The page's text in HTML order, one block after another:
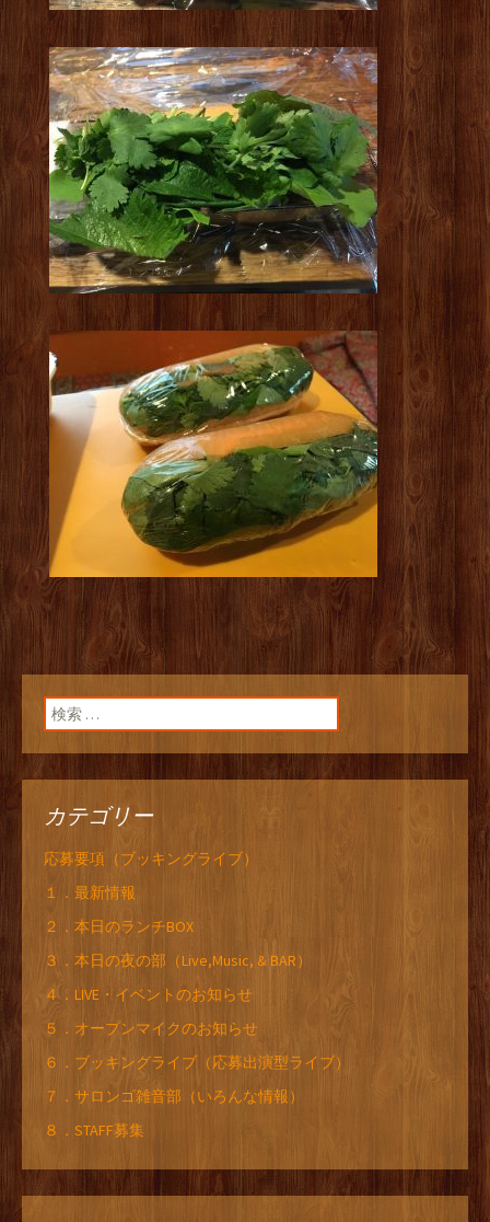
検索:
カテゴリー
応募要項（ブッキングライブ）
１．最新情報
２．本日のランチBOX
３．本日の夜の部（Live,Music, & BAR）
４．LIVE・イベントのお知らせ
５．オープンマイクのお知らせ
６．ブッキングライブ（応募出演型ライブ）
７．サロンゴ雑音部（いろんな情報）
８．STAFF募集